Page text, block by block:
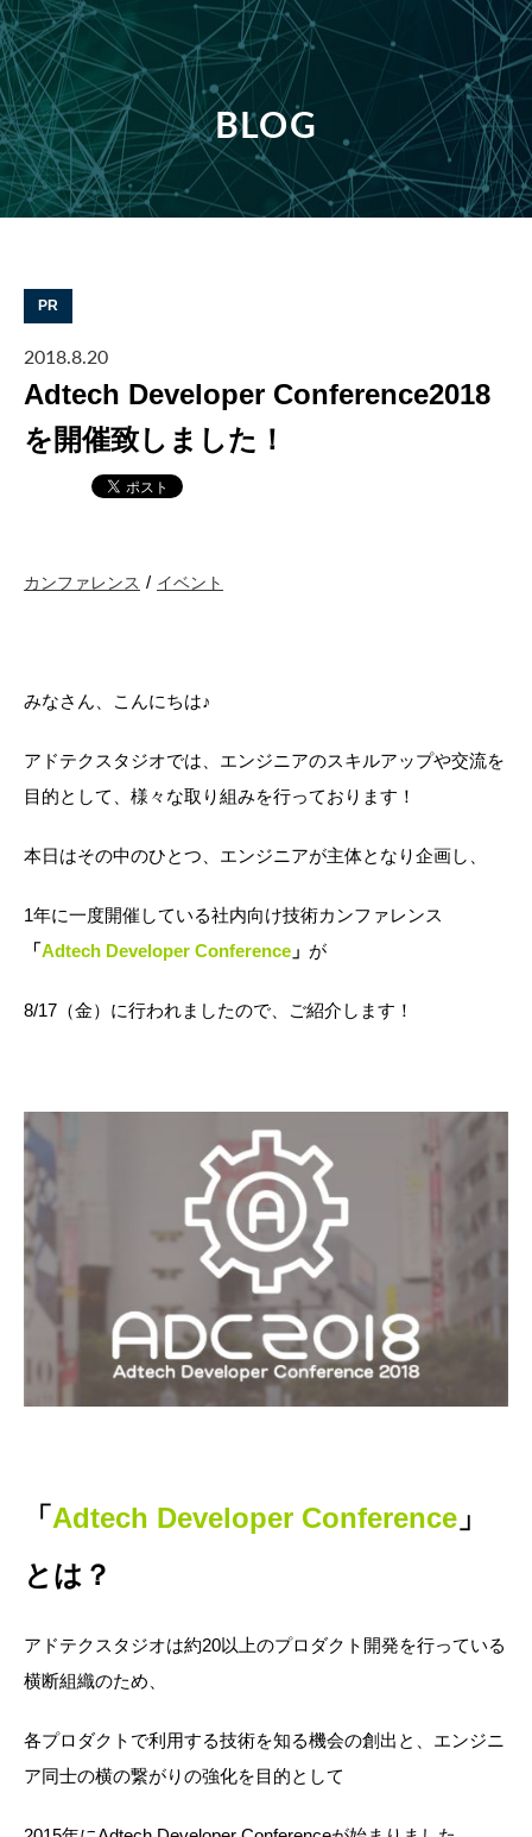
BLOG
PR
2018.8.20
Adtech Developer Conference2018
を開催致しました！
カンファレンス イベント
みなさん、こんにちは♪
アドテクスタジオでは、エンジニアのスキルアップや交流を
目的として、様々な取り組みを行っております！
本日はその中のひとつ、エンジニアが主体となり企画し、
1年に一度開催している社内向け技術カンファレンス
「Adtech Developer Conference 」 が
8/17（金）に行われましたので、ご紹介します！
「Adtech Developer Conference 」
とは？
アドテクスタジオは約20以上のプロダクト開発を行っている
横断組織のため、
各プロダクトで利用する技術を知る機会の創出と、エンジニ
ア同士の横の繋がりの強化を目的として